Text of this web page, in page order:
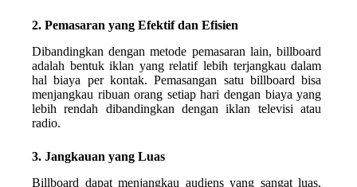
2. Pemasaran yang Efektif dan Efisien
Dibandingkan dengan metode pemasaran lain, billboard
adalah bentuk iklan yang relatif lebih terjangkau dalam
hal biaya per kontak. Pemasangan satu billboard bisa
menjangkau ribuan orang setiap hari dengan biaya yang
lebih rendah dibandingkan dengan iklan televisi atau
radio.
3. Jangkauan yang Luas
Billboard dapat menjangkau audiens yang sangat luas,